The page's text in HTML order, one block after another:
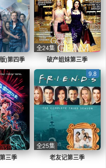
)第四季 破产姐妹第三季
全24集
三季 老友记第三季
9.8
全25集